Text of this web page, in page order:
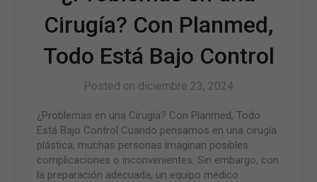
Cirugía? Con Planmed,
Todo Está Bajo Control
Posted on diciembre 23, 2024
¿Problemas en una Cirugía? Con Planmed, Todo
Está Bajo Control Cuando pensamos en una cirugía
plástica, muchas personas imaginan posibles
complicaciones o inconvenientes. Sin embargo, con
la preparación adecuada, un equipo médico